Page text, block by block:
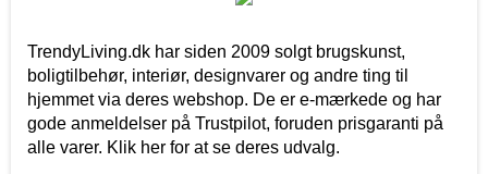
TrendyLiving.dk har siden 2009 solgt brugskunst,
boligtilbehør, interiør, designvarer og andre ting til
hjemmet via deres webshop. De er e-mærkede og har
gode anmeldelser på Trustpilot, foruden prisgaranti på
alle varer. Klik her for at se deres udvalg.